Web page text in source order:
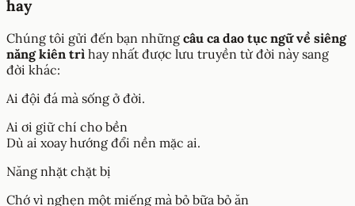
hay
Chúng tôi gửi đến bạn những câu ca dao tục ngữ về siêng
năng kiên trì hay nhất được lưu truyền từ đời này sang
đời khác:
Ai đội đá mà sống ở đời.
Ai ơi giữ chí cho bền
Dù ai xoay hướng đổi nền mặc ai.
Năng nhặt chặt bị
Chớ vì nghẹn một miếng mà bỏ bữa bỏ ăn